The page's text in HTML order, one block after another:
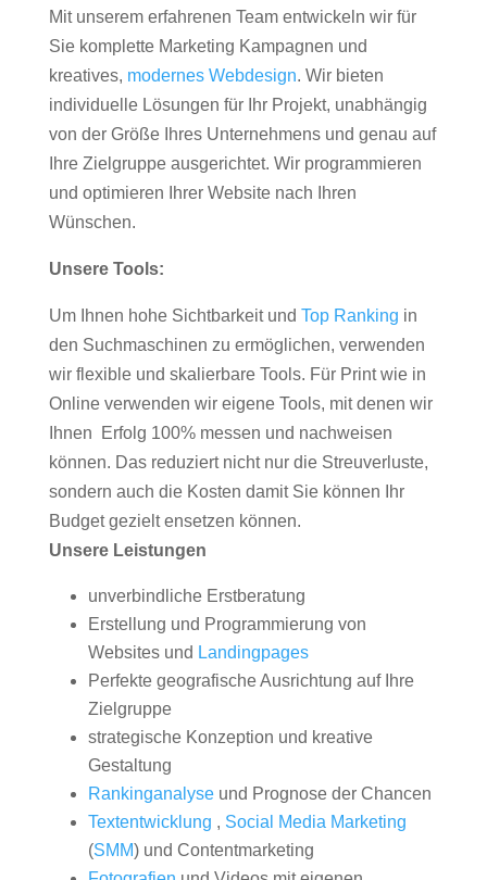
Mit unserem erfahrenen Team entwickeln wir für
Sie komplette Marketing Kampagnen und
kreatives, modernes Webdesign. Wir bieten
individuelle Lösungen für Ihr Projekt, unabhängig
von der Größe Ihres Unternehmens und genau auf
Ihre Zielgruppe ausgerichtet. Wir programmieren
und optimieren Ihrer Website nach Ihren
Wünschen.
Unsere Tools:
Um Ihnen hohe Sichtbarkeit und Top Ranking in
den Suchmaschinen zu ermöglichen, verwenden
wir flexible und skalierbare Tools. Für Print wie in
Online verwenden wir eigene Tools, mit denen wir
Ihnen Erfolg 100% messen und nachweisen
können. Das reduziert nicht nur die Streuverluste,
sondern auch die Kosten damit Sie können Ihr
Budget gezielt ensetzen können.
Unsere Leistungen
unverbindliche Erstberatung
Erstellung und Programmierung von
Websites und Landingpages
Perfekte geografische Ausrichtung auf Ihre
Zielgruppe
strategische Konzeption und kreative
Gestaltung
Rankinganalyseund Prognose der Chancen
Textentwicklung , Social Media Marketing
(SMM) und Contentmarketing